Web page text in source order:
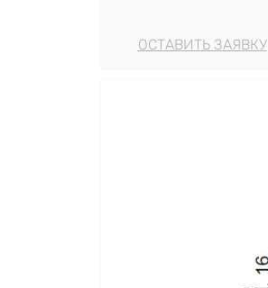
ОСТАВИТЬ ЗАЯВКУ